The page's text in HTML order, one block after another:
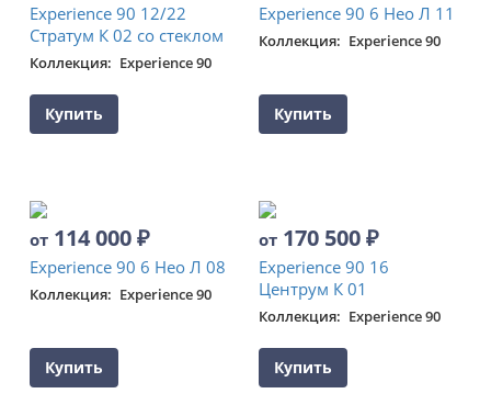
Experience 90 12/22
Стратум К 02 со стеклом
Коллекция Experience 90
Купить
Experience 90 6 Нео Л 11
Коллекция Experience 90
Купить
от 114 000₽
Experience 90 6 Нео Л 08
Коллекция Experience 90
Купить
от 170 500₽
Experience 90 16
Центрум К 01
Коллекция Experience 90
Купить